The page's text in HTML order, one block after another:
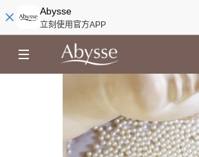
Abysse
立刻使用官方APP